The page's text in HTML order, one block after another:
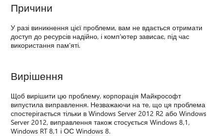
Причини
У разі виникнення цієї проблеми, вам не вдається отримати
доступ до ресурсів надійно, і комп'ютер зависає, під час
використання пам'яті.
Вирішення
Щоб вирішити цю проблему, корпорація Майкрософт
випустила виправлення. Незважаючи на те, що ця проблема
спостерігається тільки в Windows Server 2012 R2 або Windows
Server 2012, виправлення також стосується Windows 8,1,
Windows RT 8,1 і ОС Windows 8.